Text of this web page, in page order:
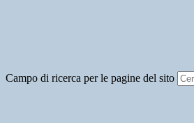
Campo di ricerca per le pagine del sito